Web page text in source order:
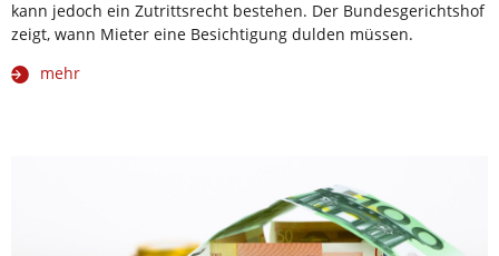
kann jedoch ein Zutrittsrecht bestehen. Der Bundesgerichtshof
zeigt, wann Mieter eine Besichtigung dulden müssen.
mehr